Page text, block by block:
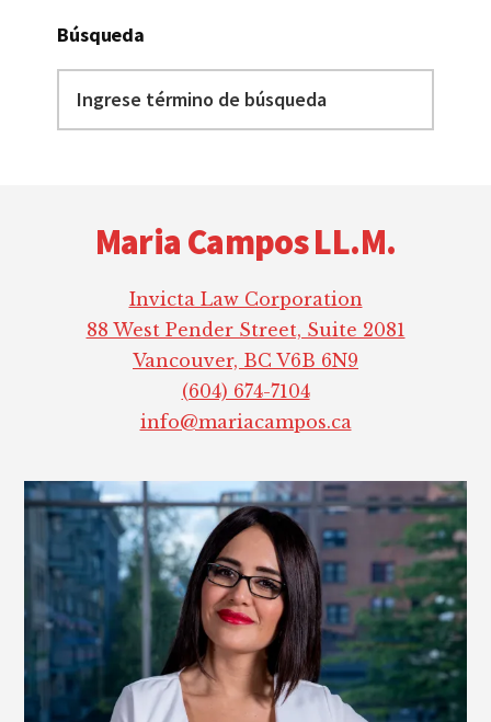
Búsqueda
término
Maria Campos LL.M.
Invicta Law Corporation
88 West Pender Street, Suite 2081
Vancouver, BC V6B 6N9
(604) 674-7104
info@mariacampos.ca